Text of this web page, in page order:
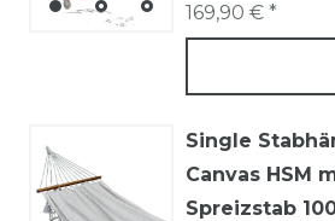
169,90 € *
Single
Canvas HSM
Spreizstab